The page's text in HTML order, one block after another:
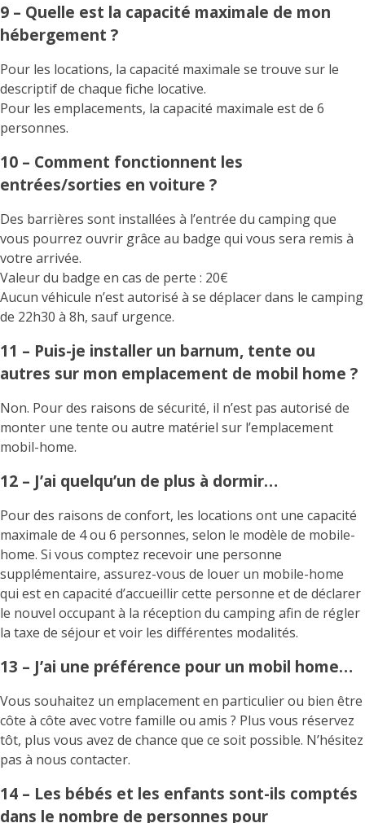
9 – Quelle est la capacité maximale de mon
hébergement ?
Pour les locations, la capacité maximale se trouve sur le
descriptif de chaque fiche locative.
Pour les emplacements, la capacité maximale est de 6
personnes.
10 – Comment fonctionnent les
entrées/sorties en voiture ?
Des barrières sont installées à l’entrée du camping que
vous pourrez ouvrir grâce au badge qui vous sera remis à
votre arrivée.
Valeur du badge en cas de perte : 20€
Aucun véhicule n’est autorisé à se déplacer dans le camping
de 22h30 à 8h, sauf urgence.
11 – Puis-je installer un barnum, tente ou
autres sur mon emplacement de mobil home ?
Non. Pour des raisons de sécurité, il n’est pas autorisé de
monter une tente ou autre matériel sur l’emplacement
mobil-home.
12 – J’ai quelqu’un de plus à dormir…
Pour des raisons de confort, les locations ont une capacité
maximale de 4 ou 6 personnes, selon le modèle de mobile-
home. Si vous comptez recevoir une personne
supplémentaire, assurez-vous de louer un mobile-home
qui est en capacité d’accueillir cette personne et de déclarer
le nouvel occupant à la réception du camping afin de régler
la taxe de séjour et voir les différentes modalités.
13 – J’ai une préférence pour un mobil home…
Vous souhaitez un emplacement en particulier ou bien être
côte à côte avec votre famille ou amis ? Plus vous réservez
tôt, plus vous avez de chance que ce soit possible. N’hésitez
pas à nous contacter.
14 – Les bébés et les enfants sont-ils comptés
dans le nombre de personnes pour